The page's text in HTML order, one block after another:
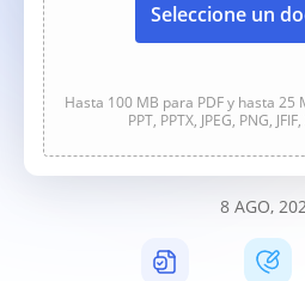
Seleccione un
Hasta 100 MB para PDF y hasta 25
PPT, PPTX, JPEG, PNG,
8 AGO,